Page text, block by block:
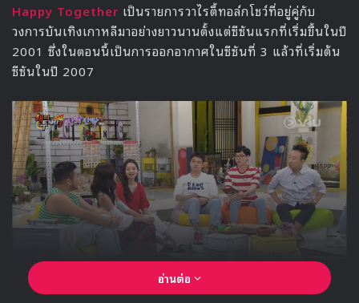
Happy Together เป็นรายการวาไรตี้ทอล์กโชว์ที่อยู่คู่กับ
วงการบันเทิงเกาหลีมาอย่างยาวนานตั้งแต่ซีซันแรกที่เริ่มขึ้นในปี
2001 ซึ่งในตอนนี้เป็นการออกอากาศในซีซันที่ 3 แล้วที่เริ่มต้น
ซีซันในปี 2007
อ่านต่อ